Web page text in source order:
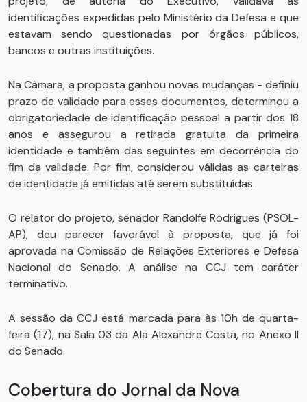
identificações expedidas pelo Ministério da Defesa e que
estavam sendo questionadas por órgãos públicos,
bancos e outras instituições.
Na Câmara, a proposta ganhou novas mudanças - definiu
prazo de validade para esses documentos, determinou a
obrigatoriedade de identificação pessoal a partir dos 18
anos e assegurou a retirada gratuita da primeira
identidade e também das seguintes em decorrência do
fim da validade. Por fim, considerou válidas as carteiras
de identidade já emitidas até serem substituídas.
O relator do projeto, senador Randolfe Rodrigues (PSOL-
AP), deu parecer favorável à proposta, que já foi
aprovada na Comissão de Relações Exteriores e Defesa
Nacional do Senado. A análise na CCJ tem caráter
terminativo.
A sessão da CCJ está marcada para às 10h de quarta-
feira (17), na Sala 03 da Ala Alexandre Costa, no Anexo II
do Senado.
Cobertura do Jornal da Nova